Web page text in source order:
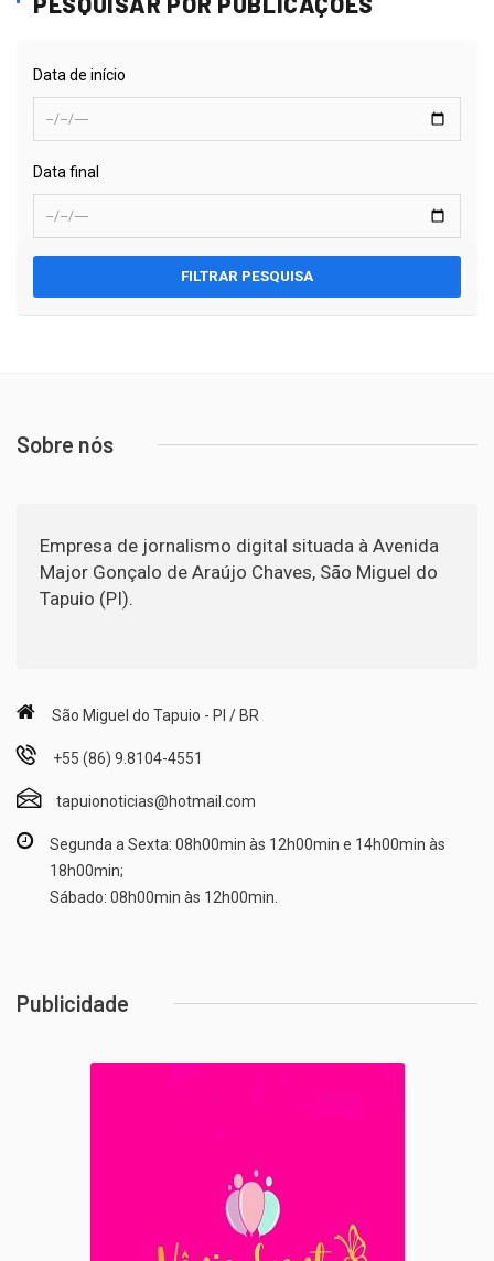
Data de início
Data final
FILTRAR PESQUISA
Sobre nós
Empresa de jornalismo digital situada à Avenida
Major Gonçalo de Araújo Chaves, São Miguel do
Tapuio (PI).
São Miguel do Tapuio - PI / BR
+55 (86) 9.8104-4551
tapuionoticias@hotmail.com
Segunda a Sexta: 08h00min às 12h00min e 14h00min às
18h00min;
Sábado: 08h00min às 12h00min.
Publicidade